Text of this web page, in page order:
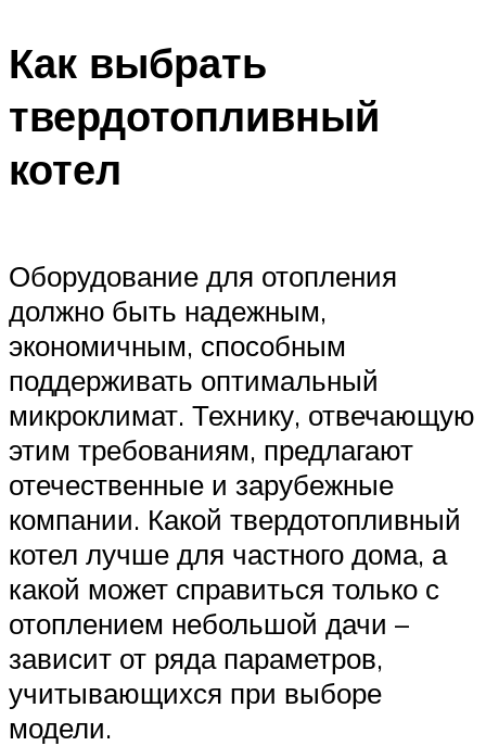
Как выбрать
твердотопливный
котел
Оборудование для отопления
должно быть надежным,
экономичным, способным
поддерживать оптимальный
микроклимат. Технику, отвечающую
этим требованиям, предлагают
отечественные и зарубежные
компании. Какой твердотопливный
котел лучше для частного дома, а
какой может справиться только с
отоплением небольшой дачи –
зависит от ряда параметров,
учитывающихся при выборе
модели.